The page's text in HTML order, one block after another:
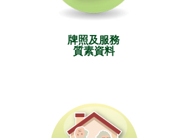
牌照及服務
質素資料